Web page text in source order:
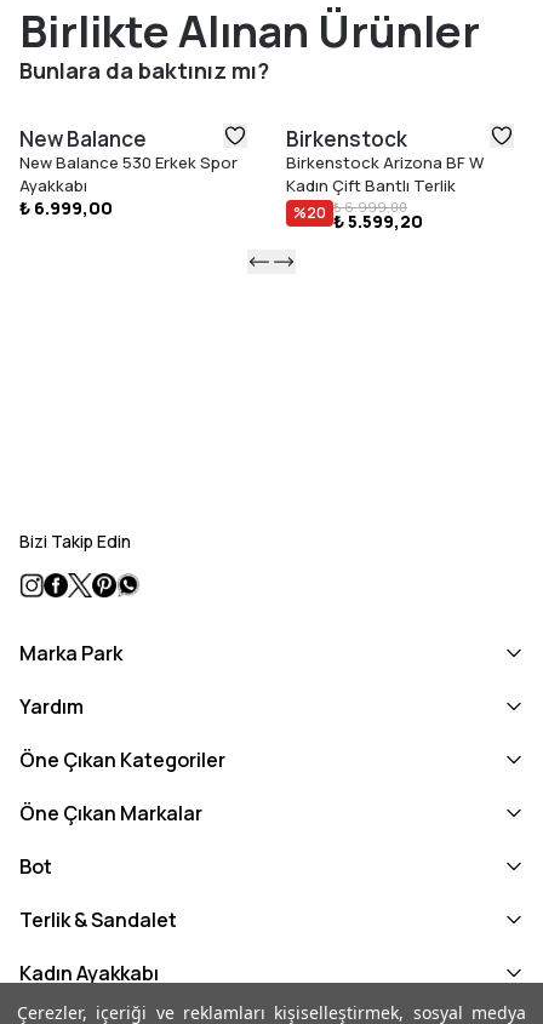
Çerezler, içeriği ve reklamları kişiselleştirmek, sosyal medya
Birlikte Alınan Ürünler
Bunlara da baktınız mı?
New Balance
New Balance 530 Erkek Spor
Ayakkabı
₺ 6.999,00
Birkenstock
Birkenstock Arizona BF W
Kadın Çift Bantlı Terlik
%20 ₺ 6.999,00
₺ 5.599,20
Bizi Takip Edin
Marka Park
Yardım
Öne Çıkan Kategoriler
Öne Çıkan Markalar
Bot
Terlik & Sandalet
Kadın Ayakkabı